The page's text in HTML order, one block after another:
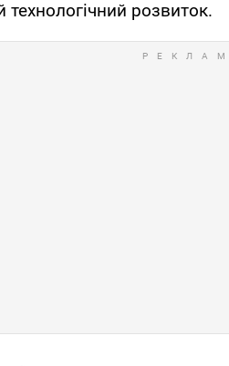
технологічний розвиток.